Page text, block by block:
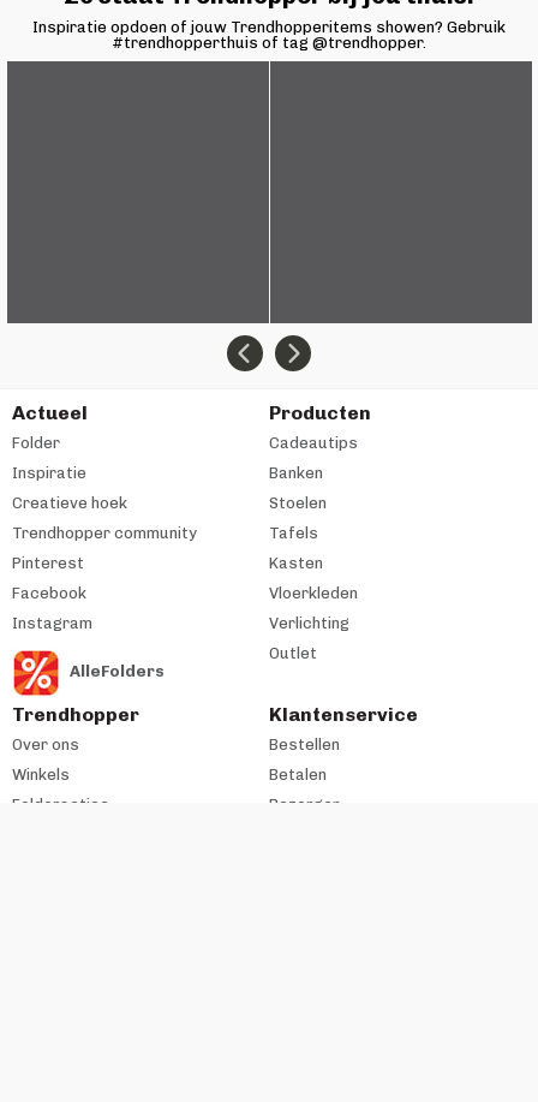
Inspiratie opdoen of jouw Trendhopperitems showen? Gebruik
#trendhopperthuis of tag @trendhopper.
Actueel
Folder
Inspiratie
Creatieve hoek
Trendhopper community
Pinterest
Facebook
Instagram
AlleFolders
Producten
Cadeautips
Banken
Stoelen
Tafels
Kasten
Vloerkleden
Verlichting
Outlet
Trendhopper
Over ons
Winkels
Folderacties
Klantenservice
Bestellen
Betalen
Bezorgen